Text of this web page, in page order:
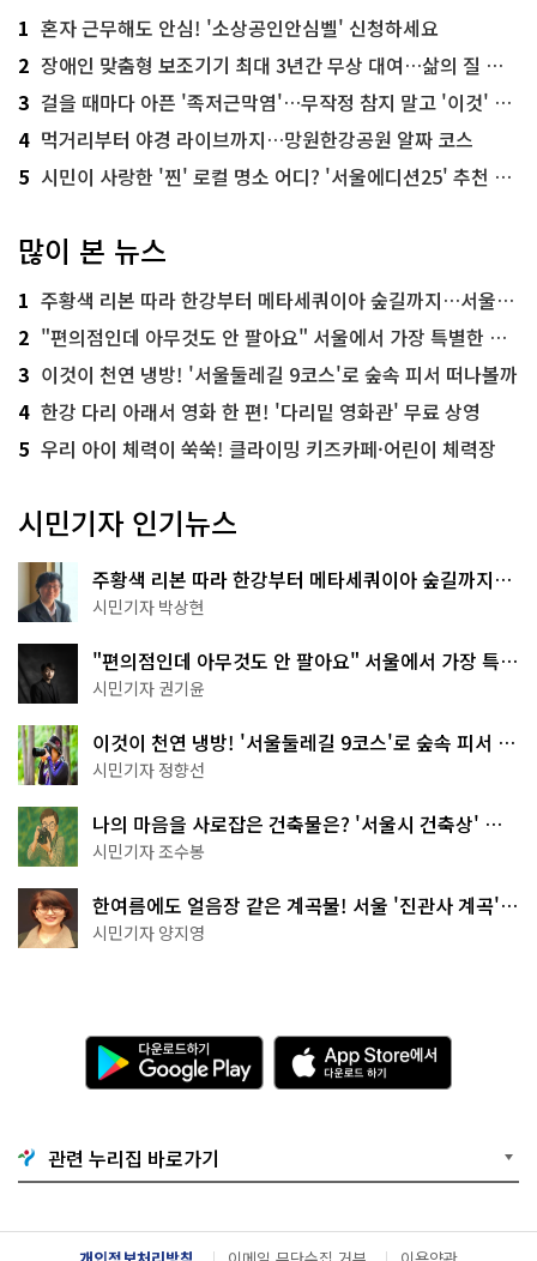
1 혼자 근무해도 안심! '소상공인안심벨' 신청하세요
2 장애인 맞춤형 보조기기 최대 3년간 무상 대여…삶의 질 높인다
3 걸을 때마다 아픈 '족저근막염'…무작정 참지 말고 '이것' 해보세요!
4 먹거리부터 야경 라이브까지…망원한강공원 알짜 코스
5 시민이 사랑한 '찐' 로컬 명소 어디? '서울에디션25' 추천 코스
많이 본 뉴스
1 주황색 리본 따라 한강부터 메타세쿼이아 숲길까지…서울둘레길 15코스
2 "편의점인데 아무것도 안 팔아요" 서울에서 가장 특별한 편의점의 정체
3 이것이 천연 냉방! '서울둘레길 9코스'로 숲속 피서 떠나볼까
4 한강 다리 아래서 영화 한 편! '다리밑 영화관' 무료 상영
5 우리 아이 체력이 쑥쑥! 클라이밍 키즈카페·어린이 체력장
시민기자 인기뉴스
주황색 리본 따라 한강부터 메타세쿼이아 숲길까지…
서울둘레길 15코스
시민기자 박상현
"편의점인데 아무것도 안 팔아요" 서울에서 가장 특별
한 편의점의 정체
시민기자 권기윤
이것이 천연 냉방! '서울둘레길 9코스'로 숲속 피서 떠
나볼까
시민기자 정향선
나의 마음을 사로잡은 건축물은? '서울시 건축상' 수
상작 공개!
시민기자 조수봉
한여름에도 얼음장 같은 계곡물! 서울 '진관사 계곡'이
천국이네~
시민기자 양지영
다
운
로
기
G
o
g
l
A
p
p
e
서
다
관련 누리집 바로가기